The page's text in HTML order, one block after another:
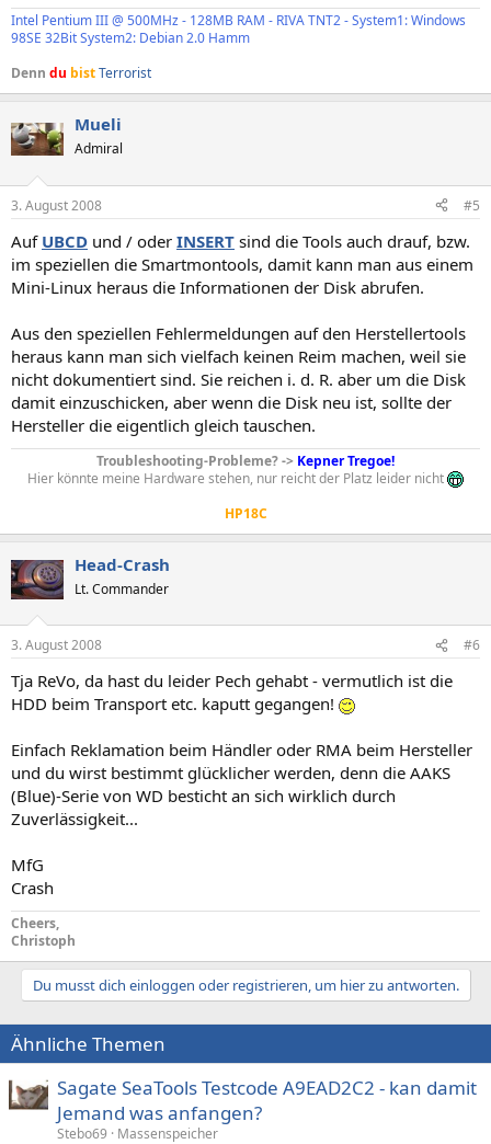
Intel Pentium III @ 500MHz - 128MB RAM - RIVA TNT2 - System1: Windows
98SE 32Bit System2: Debian 2.0 Hamm
Denn du bistTerrorist
Mueli
Admiral
3. August 2008 #5
Auf UBCD und / oder INSERT sind die Tools auch drauf, bzw.
im speziellen die Smartmontools, damit kann man aus einem
Mini-Linux heraus die Informationen der Disk abrufen.
Aus den speziellen Fehlermeldungen auf den Herstellertools
heraus kann man sich vielfach keinen Reim machen, weil sie
nicht dokumentiert sind. Sie reichen i. d. R. aber um die Disk
damit einzuschicken, aber wenn die Disk neu ist, sollte der
Hersteller die eigentlich gleich tauschen.
Troubleshooting-Probleme? -> Kepner Tregoe!
Hier könnte meine Hardware stehen, nur reicht der Platz leider nicht
HP18C
Head-Crash
Lt. Commander
3. August 2008 #6
Tja ReVo, da hast du leider Pech gehabt - vermutlich ist die
HDD beim Transport etc. kaputt gegangen!
Einfach Reklamation beim Händler oder RMA beim Hersteller
und du wirst bestimmt glücklicher werden, denn die AAKS
(Blue)-Serie von WD besticht an sich wirklich durch
Zuverlässigkeit...
MfG
Crash
Cheers,
Christoph
Du musst dich einloggen oder registrieren, um hier zu antworten.
Ähnliche Themen
Sagate SeaTools Testcode A9EAD2C2 - kan damit
Jemand was anfangen?
Stebo69
Massenspeicher